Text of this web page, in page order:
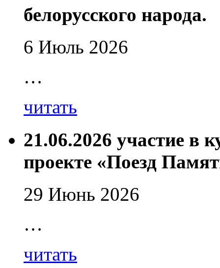
белорусского народа.
6 Июль 2026
…
читать
21.06.2026 участие в
проекте «Поезд
29 Июнь 2026
…
читать